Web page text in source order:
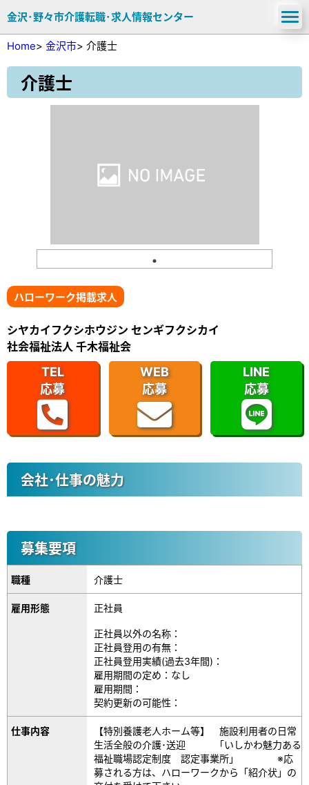
金沢･野々市介護転職･求人情報センター
Home> 金沢市> 介護士
介護士
ハローワーク掲載求人
シヤカイフクシホウジン センギフクシカイ
社会福祉法人 千木福祉会
TEL
応募
WEB
応募
LINE
応募
会社･仕事の魅力
募集要項
職種 介護士
雇用形態 正社員
正社員以外の名称：
正社員登用の有無：
正社員登用実績(過去3年間)：
雇用期間の定め：なし
雇用期間：
契約更新の可能性：
仕事内容
【特別養護老人ホーム等】 施設利用者の日常
生活全般の介護･送迎 「いしかわ魅力ある
福祉職場認定制度 認定事業所」 ※応
募される方は、ハローワークから「紹介状」の